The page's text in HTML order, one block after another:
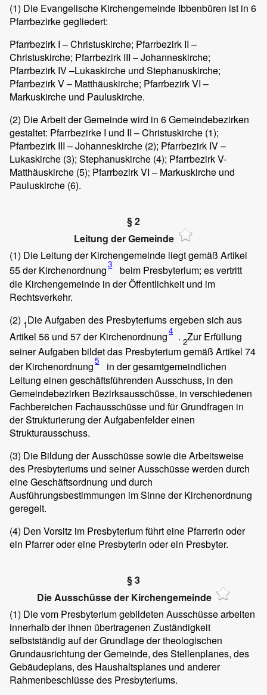
(1) Die Evangelische Kirchengemeinde Ibbenbüren ist in 6
Pfarrbezirke gegliedert:
Pfarrbezirk I – Christuskirche; Pfarrbezirk II –
Christuskirche; Pfarrbezirk III – Johanneskirche;
Pfarrbezirk IV –Lukaskirche und Stephanuskirche;
Pfarrbezirk V – Matthäuskirche; Pfarrbezirk VI –
Markuskirche und Pauluskirche.
(2) Die Arbeit der Gemeinde wird in 6 Gemeindebezirken
gestaltet: Pfarrbezirke I und II – Christuskirche (1);
Pfarrbezirk III – Johanneskirche (2); Pfarrbezirk IV –
Lukaskirche (3); Stephanuskirche (4); Pfarrbezirk V-
Matthäuskirche (5); Pfarrbezirk VI – Markuskirche und
Pauluskirche (6).
§ 2
Leitung der Gemeinde
(1) Die Leitung der Kirchengemeinde liegt gemäß Artikel
55 der Kirchenordnung3
beim Presbyterium; es vertritt
die Kirchengemeinde in der Öffentlichkeit und im
Rechtsverkehr.
(2) 1Die Aufgaben des Presbyteriums ergeben sich aus
Artikel 56 und 57 der Kirchenordnung4 . 2Zur Erfüllung
seiner Aufgaben bildet das Presbyterium gemäß Artikel 74
der Kirchenordnung5
in der gesamtgemeindlichen
Leitung einen geschäftsführenden Ausschuss, in den
Gemeindebezirken Bezirksausschüsse, in verschiedenen
Fachbereichen Fachausschüsse und für Grundfragen in
der Strukturierung der Aufgabenfelder einen
Strukturausschuss.
(3) Die Bildung der Ausschüsse sowie die Arbeitsweise
des Presbyteriums und seiner Ausschüsse werden durch
eine Geschäftsordnung und durch
Ausführungsbestimmungen im Sinne der Kirchenordnung
geregelt.
(4) Den Vorsitz im Presbyterium führt eine Pfarrerin oder
ein Pfarrer oder eine Presbyterin oder ein Presbyter.
§ 3
Die Ausschüsse der Kirchengemeinde
(1) Die vom Presbyterium gebildeten Ausschüsse arbeiten
innerhalb der ihnen übertragenen Zuständigkeit
selbstständig auf der Grundlage der theologischen
Grundausrichtung der Gemeinde, des Stellenplanes, des
Gebäudeplans, des Haushaltsplanes und anderer
Rahmenbeschlüsse des Presbyteriums.